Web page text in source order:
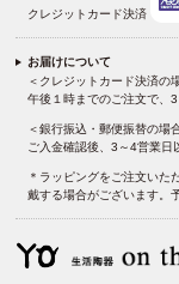
クレジットカード決済
お届けについて
＜クレジットカード決済の
午後１時までのご注文で、
＜銀行振込・郵便振替の場
ご入金確認後、3～4営業日
＊ラッピングをご注文いた
戴する場合がございます。